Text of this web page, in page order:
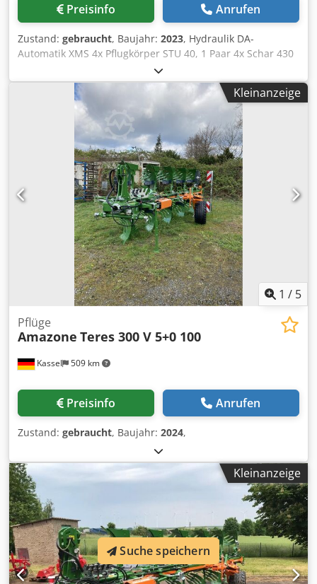
Preisinfo Anrufen
Zustand: gebraucht, Baujahr: 2023, Hydraulik DA-
Automatik XMS 4x Pflugkörper STU 40, 1 Paar 4x Schar 430
HD, 1 / Paar Anlagenschoner, 1 Paar 4x Vorschäler M0
RH65-85 Scheibensech DM 500 zu / hydr. Steinauslösung
schwer Pendelstützrad DM680 / Dedjtvf Rwspfx Adkowa
Kleinanzeige
1 / 5
Kassel 509 km
Pflüge
Amazone Teres 300 V 5+0 100
Preisinfo Anrufen
Zustand: gebraucht, Baujahr: 2024,
Kleinanzeige
Suche speichern